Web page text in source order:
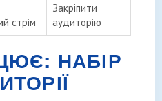
стрім
Закріпити
аудиторію
НАБІР